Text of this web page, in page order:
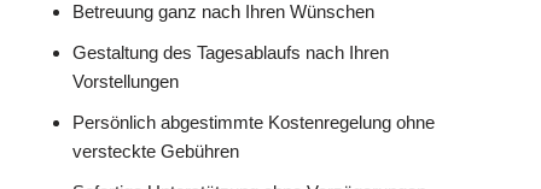
Betreuung ganz nach Ihren Wünschen
Gestaltung des Tagesablaufs nach Ihren
Vorstellungen
Persönlich abgestimmte Kostenregelung ohne
versteckte Gebühren